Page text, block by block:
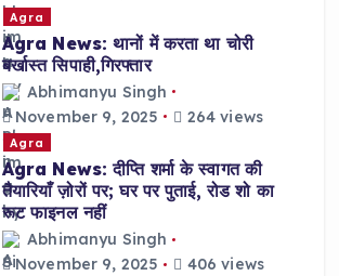
Agra
Agra News: थानों में करता था चोरी
बर्खास्त सिपाही,गिरफ्तार
Abhimanyu Singh
November 9, 2025
264 views
Agra
Agra News: दीप्ति शर्मा के स्वागत की
तैयारियाँ ज़ोरों पर; घर पर पुताई, रोड शो का
रूट फाइनल नहीं
Abhimanyu Singh
November 9, 2025
406 views